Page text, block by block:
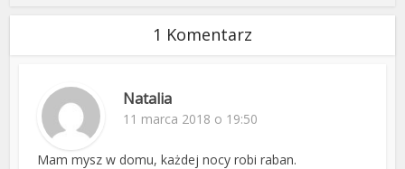
1 Komentarz
Natalia
11 marca 2018 o 19:50
Mam mysz w domu, każdej nocy robi raban.